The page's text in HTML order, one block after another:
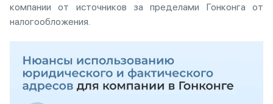
компании от источников за пределами Гонконга от
налогообложения.